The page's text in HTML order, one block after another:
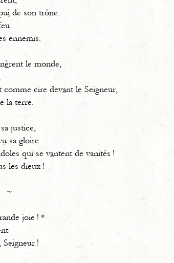
i de son trône.
ennemis.
èrent le monde,
comme cire devant le Seigneur,
la terre.
sa justice,
u sa gloire.
qui se vantent de vanités !
les dieux !
joie ! *
Seigneur !